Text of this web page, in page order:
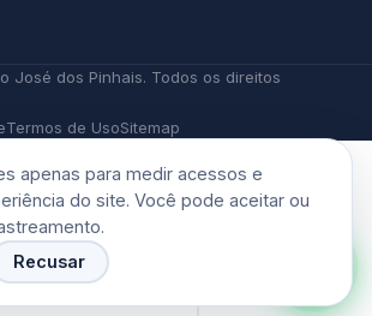
José dos Pinhais. Todos os direitos
Termos de UsoSitemap
apenas para medir acessos e
do site. Você pode aceitar ou
Recusar